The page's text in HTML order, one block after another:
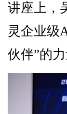
讲座上，
灵企业级
伙伴”的